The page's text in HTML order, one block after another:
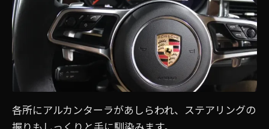
各所にアルカンターラがあしらわれ、ステアリングの